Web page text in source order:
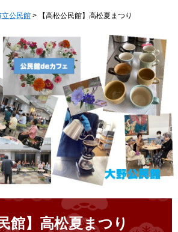
立公民館 > 【高松公民館】高松夏まつり
館】高松夏まつり